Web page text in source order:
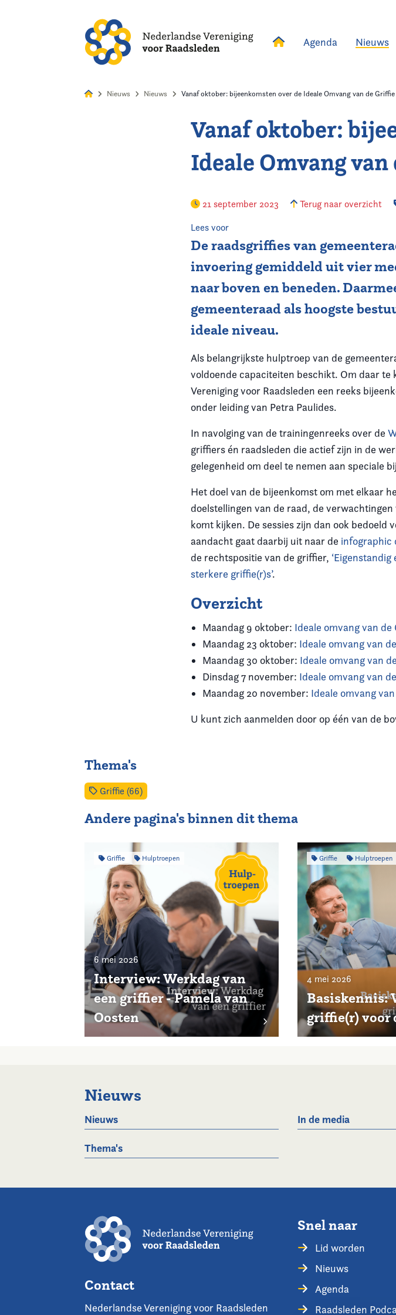
Agenda Nieuws
Nieuws Nieuws Vanaf oktober: bijeenkomsten over de Ideale Omvang van de Griffie
Vanaf oktober:
Ideale Omvang
21 september 2023 Terug naar overzicht
Lees voor
De raadsgriffies van
invoering gemiddeld uit vier
naar boven en beneden.
gemeenteraad als hoogste
ideale niveau.
Als belangrijkste hulptroep van de
voldoende capaciteiten beschikt. Om daar
Vereniging voor Raadsleden een reeks
onder leiding van Petra Paulides.
In navolging van de trainingenreeks over de
griffiers én raadsleden die actief zijn in de
gelegenheid om deel te nemen aan speciale
Het doel van de bijeenkomst om met elkaar
doelstellingen van de raad, de
komt kijken. De sessies zijn dan ook bedoeld
aandacht gaat daarbij uit naar de infographic
de rechtspositie van de griffier,
sterkere griffie(r)s’.
Overzicht
Maandag 9 oktober: Ideale omvang van
Maandag 23 oktober: Ideale omvang van
Maandag 30 oktober: Ideale omvang van
Dinsdag 7 november: Ideale omvang van
Maandag 20 november: Ideale omvang
U kunt zich aanmelden door op één van de
Thema's
Griffie (66)
Andere pagina's binnen dit thema
Griffie Hulptroepen
6 mei 2026
Interview: Werkdag van
een griffier - Pamela van
Oosten
Griffie Hulptroepen
4 mei 2026
Basiskennis:
griffie(r) voor
Nieuws
Nieuws In de media
Thema's
Contact
Nederlandse Vereniging voor Raadsleden
Snel naar
Lid worden
Nieuws
Agenda
Raadsleden